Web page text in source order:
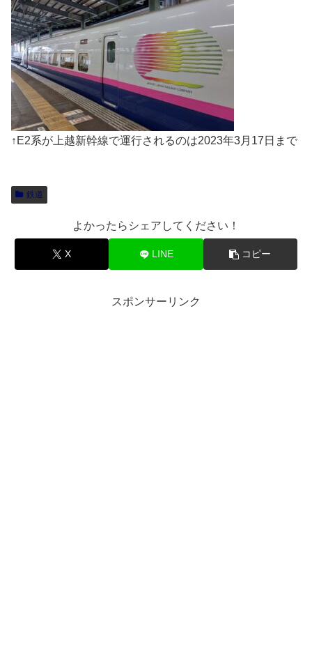
↑E2系が上越新幹線で運行されるのは2023年3月17日まで
鉄道
よかったらシェアしてください！
X LINE コピー
スポンサーリンク